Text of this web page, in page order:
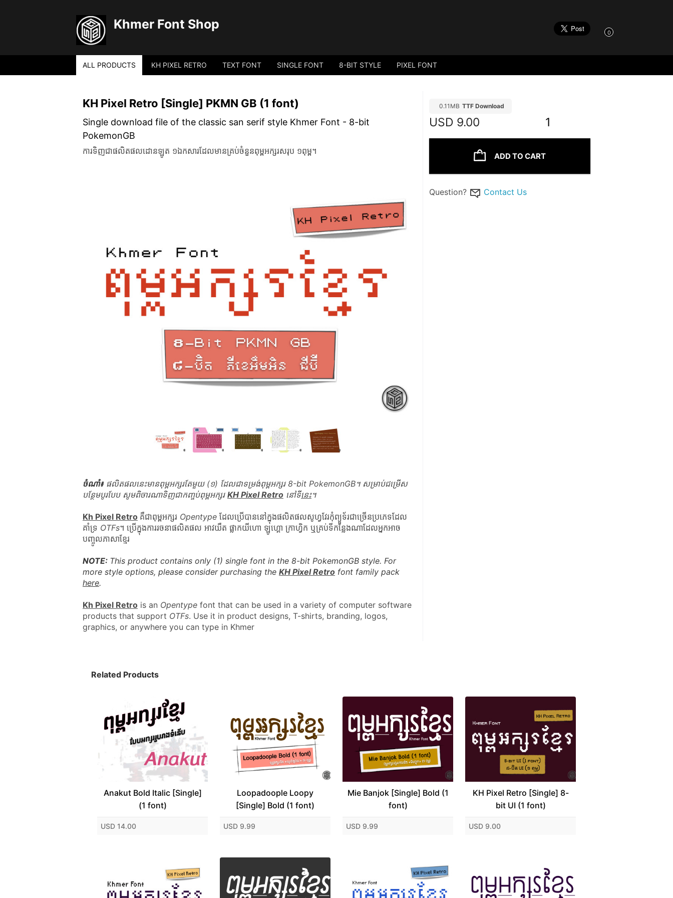
Khmer Font Shop
0
ALL PRODUCTS KH PIXEL RETRO TEXT FONT SINGLE FONT 8-BIT STYLE PIXEL FONT
KH Pixel Retro [Single] PKMN GB (1 font)
Single download file of the classic san serif style Khmer Font​ - 8-bit
PokemonGB
ការទិញជាផលិតផលដោនឡូត ១ឯកសារដែលមានគ្រប់ចំនួនពុម្ពអក្សរសរុប ១ពុម្ព។
ចំណាំ៖ ផលិតផលនេះមានពុម្ពអក្សរតែមួយ (១) ដែលជាទម្រង់ពុម្ពអក្សរ 8-bit PokemonGB។ សម្រាប់ជម្រើស
បន្ថែមបូរបែប សូមពិចារណាទិញជាកញ្ចប់ពុម្ពអក្សរ KH Pixel Retro នៅទីនេះ។
Kh Pixel Retro គឺជាពុម្ពអក្សរ Opentype ដែលប្រើបាននៅក្នុងផលិតផលសូហ្វវែរកុំព្យួទ័រជាច្រើនប្រភេទដែល
គាំទ្រ OTFs។ ប្រើក្នុងការរចនាផលិតផល អាវយឺត ផ្លាកយីហោ ឡូហ្គោ ក្រាហ្វិក ឬគ្រប់ទីកន្លែងណាដែលអ្នកអាច
បញ្ចូលភាសាខ្មែរ
NOTE: This product contains only (1) single font in the 8-bit PokemonGB style. For
more style options, please consider purchasing the KH Pixel Retro
here.
Kh Pixel Retro is an Opentype font that can be used in a variety of computer software
products that support OTFs. Use it in product designs, T-shirts, branding, logos,
graphics, or anywhere you can type in Khmer
0.11MB TTF Download
USD 9.00 1
ADD TO CART
Question? Contact Us
Related Products
Anakut Bold Italic [Single]
(1 font)
USD 14.00
Loopadoople Loopy
[Single] Bold (1 font)
USD 9.99
Mie Banjok [Single] Bold (1
font)
USD 9.99
KH Pixel Retro [Single] 8-
bit UI (1 font)
USD 9.00